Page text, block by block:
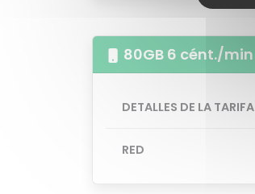
80GB 6 cént./min
DETALLES DE LA TARIFA
RED